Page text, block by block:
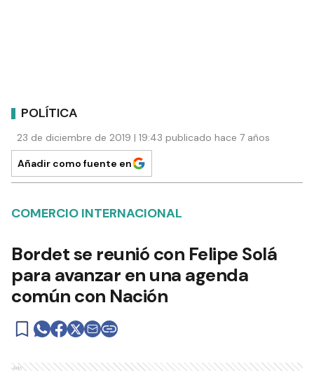
POLÍTICA
23 de diciembre de 2019 | 19:43 publicado hace 7 años
Añadir como fuente en
COMERCIO INTERNACIONAL
Bordet se reunió con Felipe Solá
para avanzar en una agenda
común con Nación
Ads